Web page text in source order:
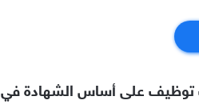
توظيف على أساس الشهادة في